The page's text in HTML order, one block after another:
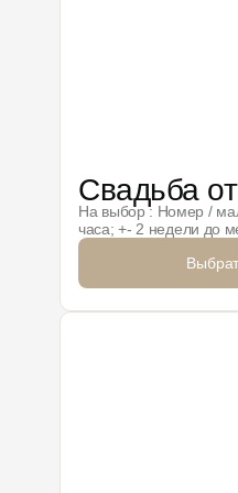
Свадьба
На выбор : Номер /
часа; +- 2 недели до